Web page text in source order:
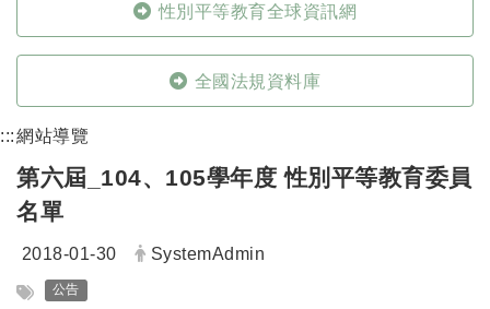
性別平等教育全球資訊網
全國法規資料庫
:::網站導覽
第六屆_104、105學年度 性別平等教育委員
名單
日期：
2018-01-30 發布者：
SystemAdmin
標籤：
公告